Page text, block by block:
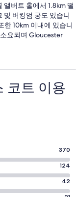
앨버트 홀에서 1.8km 떨
및 버킹엄 궁도 있습니
한 10km 이내에 있습니
요되며 Gloucester
코트 이용
370
124
42